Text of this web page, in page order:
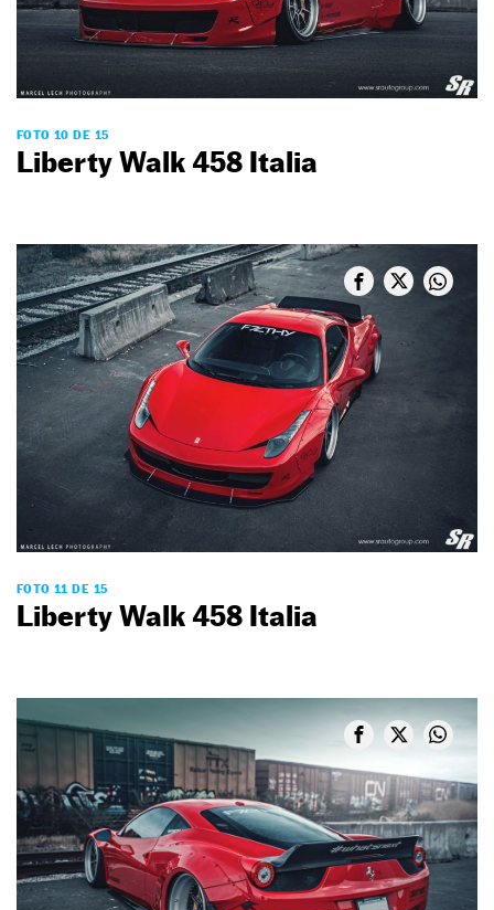
FOTO 10 DE 15
Liberty Walk 458 Italia
FOTO 11 DE 15
Liberty Walk 458 Italia